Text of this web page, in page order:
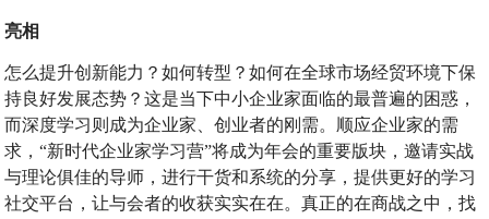
亮相
怎么提升创新能力？如何转型？如何在全球市场经贸环境下保
持良好发展态势？这是当下中小企业家面临的最普遍的困惑，
而深度学习则成为企业家、创业者的刚需。顺应企业家的需
求，“新时代企业家学习营”将成为年会的重要版块，邀请实战
与理论俱佳的导师，进行干货和系统的分享，提供更好的学习
社交平台，让与会者的收获实实在在。真正的在商战之中，找